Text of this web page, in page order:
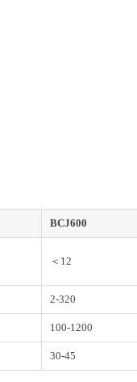
BCJ600
＜12
2-320
100-1200
30-45